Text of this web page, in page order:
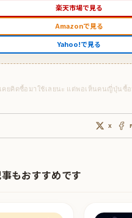
楽天市場で見る
Amazonで見る
Yahoo!で見る
X
もおすすめです